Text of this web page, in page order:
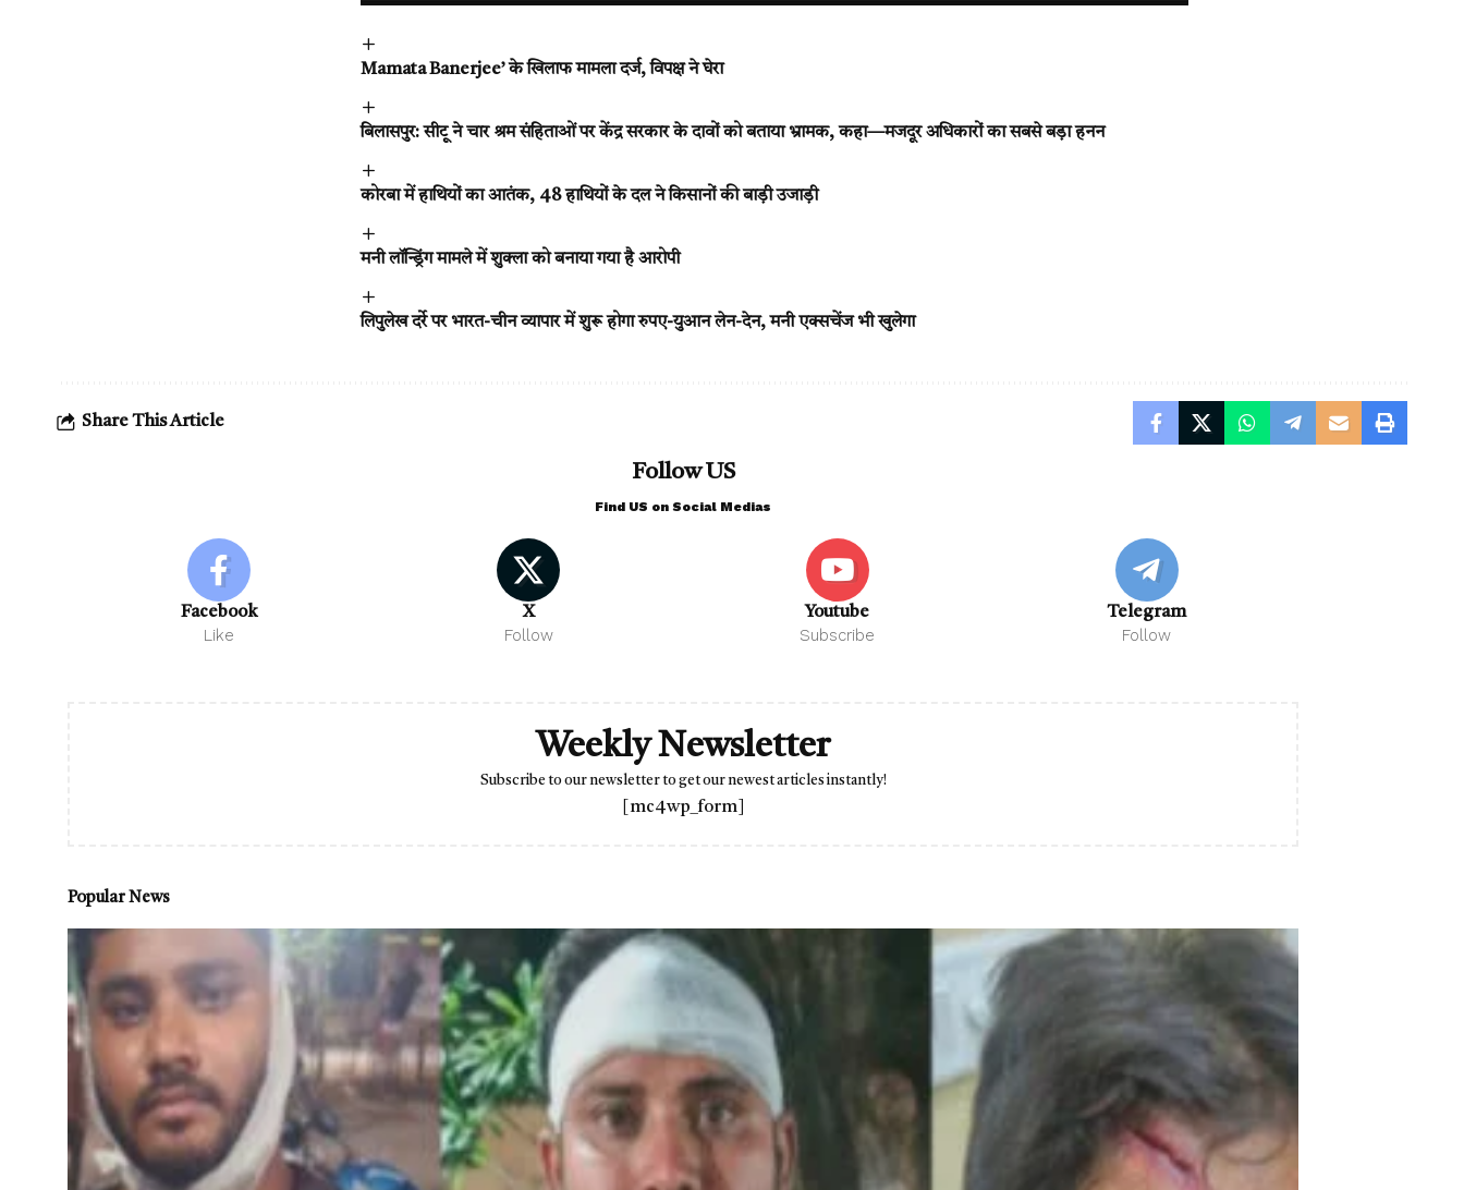
Mamata Banerjee’ के खिलाफ मामला दर्ज, विपक्ष ने घेरा
बिलासपुर: सीटू ने चार श्रम संहिताओं पर केंद्र सरकार के दावों को बताया भ्रामक, कहा—मजदूर अधिकारों का सबसे बड़ा हनन
कोरबा में हाथियों का आतंक, 48 हाथियों के दल ने किसानों की बाड़ी उजाड़ी
मनी लॉन्ड्रिंग मामले में शुक्ला को बनाया गया है आरोपी
लिपुलेख दर्रे पर भारत-चीन व्यापार में शुरू होगा रुपए-युआन लेन-देन, मनी एक्सचेंज भी खुलेगा
Share This Article
Follow US
Find US on Social Medias
Facebook
Like
X
Follow
Youtube
Subscribe
Telegram
Follow
Weekly Newsletter
Subscribe to our newsletter to get our newest articles instantly!
[mc4wp_form]
Popular News